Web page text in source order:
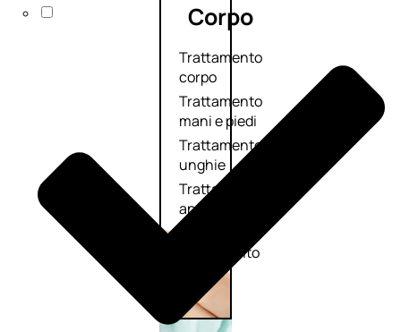
Corpo
Trattamento
corpo
Trattamento
mani e piedi
Trattamento
unghie
Trattamento
anticellulite
trattamento